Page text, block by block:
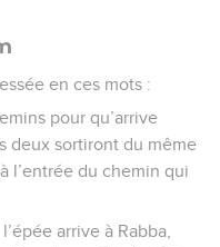
en ces mots :
pour qu’arrive
deux sortiront du même
l’entrée du chemin qui
arrive à Rabba,